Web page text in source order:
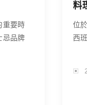
重要時
忌品牌
料
位
西